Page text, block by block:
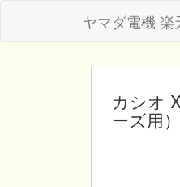
ヤマダ電機 楽
カシオ
ーズ用）